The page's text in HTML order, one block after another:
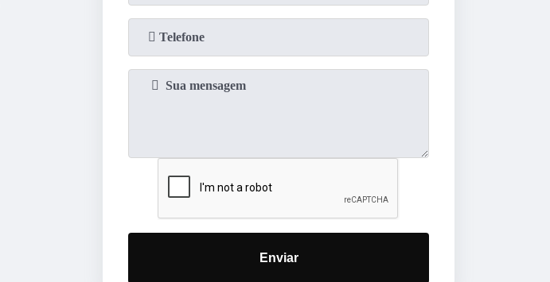
Enviar